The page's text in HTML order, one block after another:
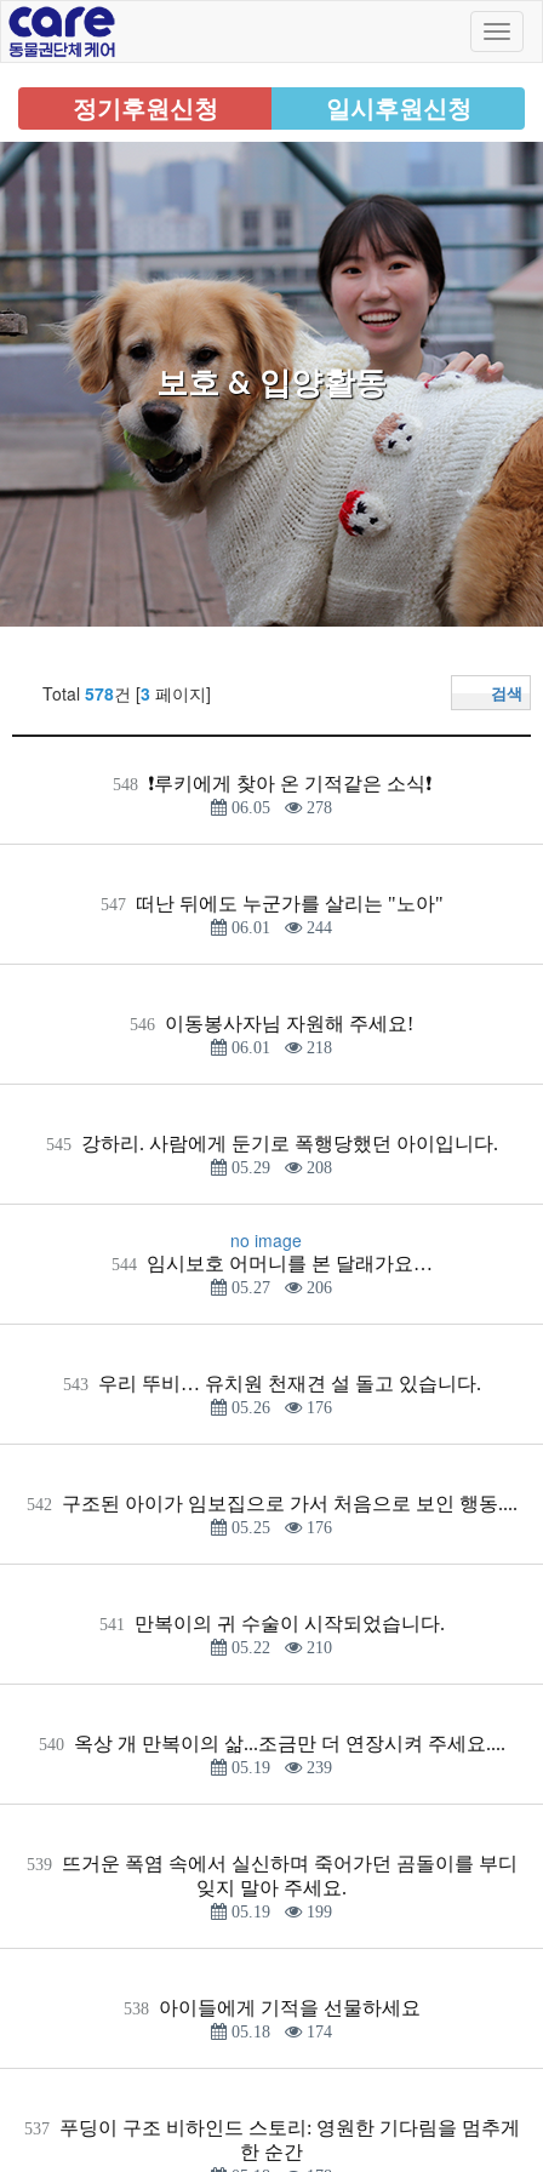
정기후원신청 일시후원신청
보호 & 입양활동
Total 578건 [3 페이지] 검색
548 ❗️루키에게 찾아 온 기적같은 소식❗️
06.05 278
547 떠난 뒤에도 누군가를 살리는 "노아"
06.01 244
546 이동봉사자님 자원해 주세요!
06.01 218
545 강하리. 사람에게 둔기로 폭행당했던 아이입니다.
05.29 208
no image
544 임시보호 어머니를 본 달래가요…
05.27 206
543 우리 뚜비… 유치원 천재견 설 돌고 있습니다.
05.26 176
542 구조된 아이가 임보집으로 가서 처음으로 보인 행동....
05.25 176
541 만복이의 귀 수술이 시작되었습니다.
05.22 210
540 옥상 개 만복이의 삶...조금만 더 연장시켜 주세요....
05.19 239
539
뜨거운 폭염 속에서 실신하며 죽어가던 곰돌이를 부디
잊지 말아 주세요.
05.19 199
538 아이들에게 기적을 선물하세요
05.18 174
537
푸딩이 구조 비하인드 스토리: 영원한 기다림을 멈추게
한 순간